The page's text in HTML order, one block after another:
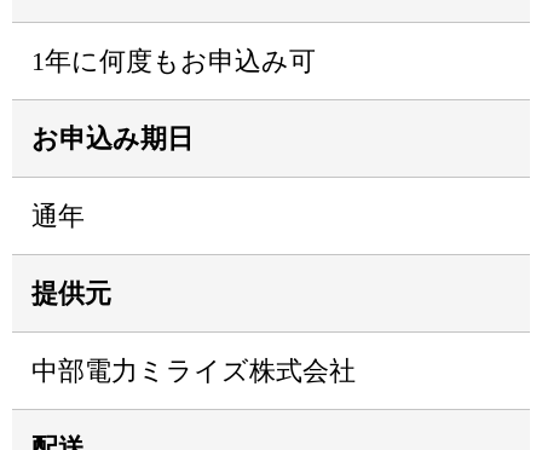
1年に何度もお申込み可
お申込み期日
通年
提供元
中部電力ミライズ株式会社